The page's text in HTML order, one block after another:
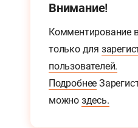
Внимание!
Комментирование
только для
пользователей.
Подробнее
можно здесь.